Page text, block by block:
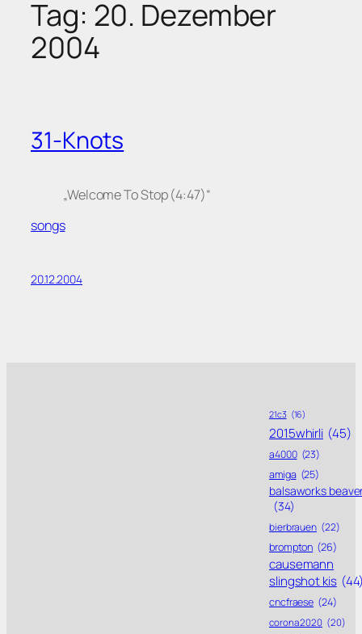
Tag: 20. Dezember
2004
31-Knots
„Welcome To Stop (4:47)“
songs
20.12.2004
21c3 (16)
2015whirli (45)
a4000 (23)
amiga (25)
balsaworks
(34)
bierbrauen (22)
brompton (26)
causemann
slingshot kis
cncfraese (24)
corona 2020 (20)